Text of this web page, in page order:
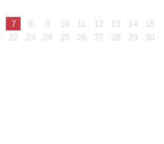
7 8 9 10 11 12 13 14
15
22 23 24 25 26 27 28 29
30